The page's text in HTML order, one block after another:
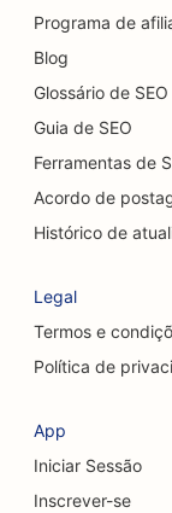
SEO para
SEO para
SEO para
SEO para
SEO para
SEO para
SEO para
Programa de
Blog
Glossário de SEO
Guia de SEO
Ferramentas de
Acordo de
Histórico de
Legal
Termos e
Política de
App
Iniciar Sessão
Inscrever-se